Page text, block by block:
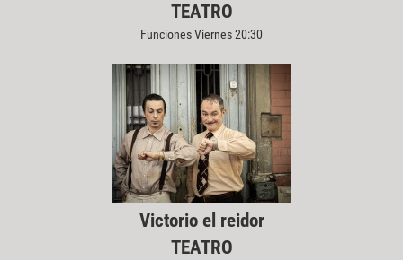
TEATRO
Funciones Viernes 20:30
Victorio el reidor
TEATRO